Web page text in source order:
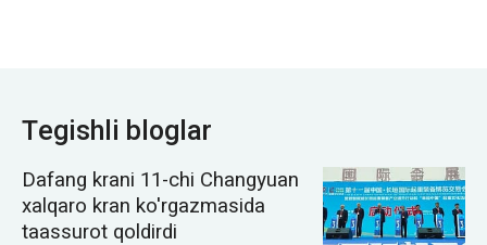
Tegishli bloglar
Dafang krani 11-chi Changyuan
xalqaro kran ko'rgazmasida
taassurot qoldirdi